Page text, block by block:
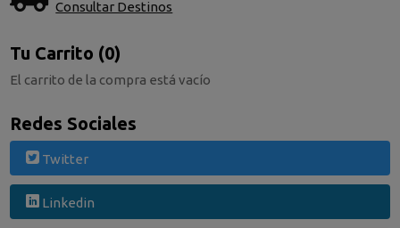
Consultar Destinos
Tu Carrito (0)
El carrito de la compra está vacío
Redes Sociales
Twitter
Linkedin